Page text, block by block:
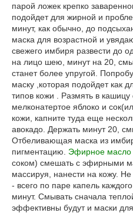
парой ложек крепко
подойдет для жирной и
минут, как обычно, до
маска для возрастной и
свежего имбиря развести до
на лицо шею, минут на 20,
станет более упругой.
маску ,которая подойдет как
типов кожи . Размять в
мелконатертое яблоко и
кожи, капните туда еще
авокадо. Держать минут 20,
Отбеливающая маска из
пигментацию. Эфирное масло
соком) смешать с эфирными
массируя, нанести на кожу.
- всего по паре капель
минут. Смывать сначала
эффективны будут и маски для